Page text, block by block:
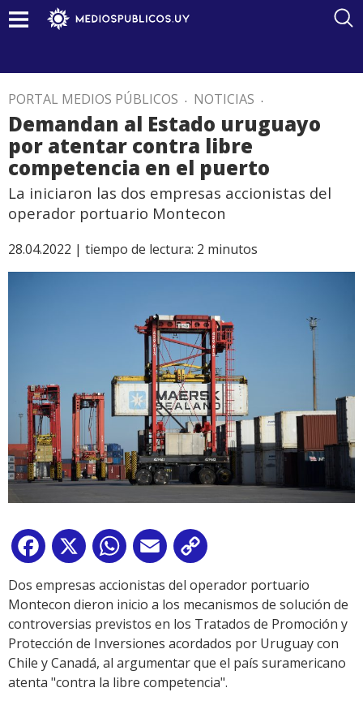
PORTAL MEDIOS PÚBLICOS . NOTICIAS .
Demandan al Estado uruguayo
por atentar contra libre
competencia en el puerto
La iniciaron las dos empresas accionistas del
operador portuario Montecon
28.04.2022 | tiempo de lectura: 2 minutos
Facebook
X WhatsApp
Email
Link
Dos empresas accionistas del operador portuario
Montecon dieron inicio a los mecanismos de solución de
controversias previstos en los Tratados de Promoción y
Protección de Inversiones acordados por Uruguay con
Chile y Canadá, al argumentar que el país suramericano
atenta "contra la libre competencia".